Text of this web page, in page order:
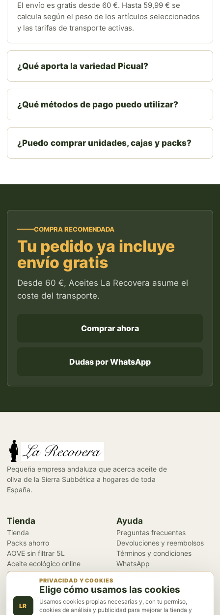
El envío es gratis desde 60 €. Hasta 59,99 € se
calcula según el peso de los artículos seleccionados
y las tarifas de transporte activas.
¿Qué aporta la variedad Picual?
¿Qué métodos de pago puedo utilizar?
¿Puedo comprar unidades, cajas y packs?
COMPRA RECOMENDADA
Tu pedido ya incluye
envío gratis
Desde 60 €, Aceites La Recovera asume el
coste del transporte.
Comprar ahora
Dudas por WhatsApp
Pequeña empresa andaluza que acerca aceite de
oliva de la Sierra Subbética a hogares de toda
España.
Tienda
Tienda
Packs ahorro
AOVE sin filtrar 5L
Aceite ecológico online
Carrito
Ayuda
Preguntas frecuentes
Devoluciones y reembolsos
Términos y condiciones
WhatsApp
667 556 525
Información
Nuestra historia
LR
PRIVACIDAD Y COOKIES
Elige cómo usamos las cookies
Usamos cookies propias necesarias y, con tu permiso,
cookies de análisis y publicidad para mejorar la tienda y